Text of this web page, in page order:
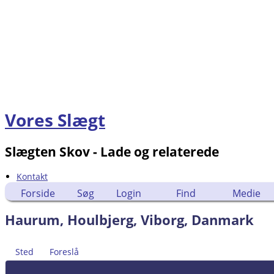
Vores Slægt
Slægten Skov - Lade og relaterede
Kontakt
Forside Søg Login Find Medie
Haurum, Houlbjerg, Viborg, Danmark
Sted Foreslå